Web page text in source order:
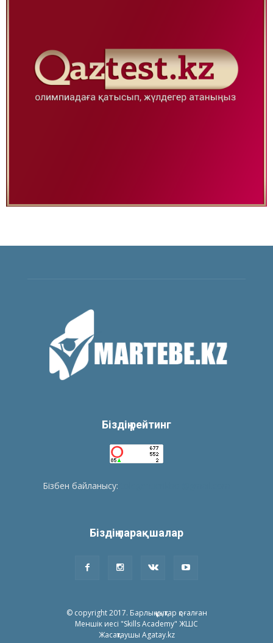
Біздің рейтинг
Бізбен байланысу:
Біздің парақшалар
© copyright 2017. Барлық құқықтар қоғалған
Меншік иесі "Skills Academy" ЖШС
Жасақтаушы Agatay.kz